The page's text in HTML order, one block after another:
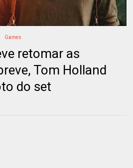
Games
retomar as
Tom Holland
do set